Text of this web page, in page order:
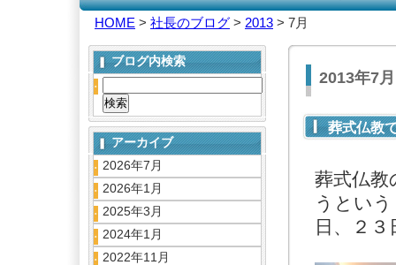
お寺をデザインする 悩み解決のヒント
寺院デザ
HOME > 社長のブログ > 2013 > 7月
ブログ内検索
アーカイブ
2026年7月
2026年1月
2025年3月
2024年1月
2022年11月
2013年7
葬式仏教
葬式仏
うとい
日、２